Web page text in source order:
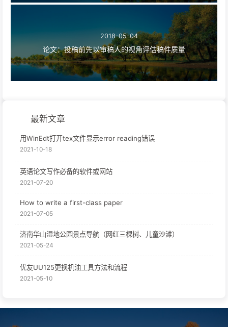
2018-05-04
论文：投稿前先以审稿人的视角评估稿件质量
最新文章
用WinEdt打开tex文件显示error reading错误
2021-10-18
英语论文写作必备的软件或网站
2021-07-20
How to write a first-class paper
2021-07-05
济南华山湿地公园景点导航（网红三棵树、儿童沙滩）
2021-05-24
优友UU125更换机油工具方法和流程
2021-05-10